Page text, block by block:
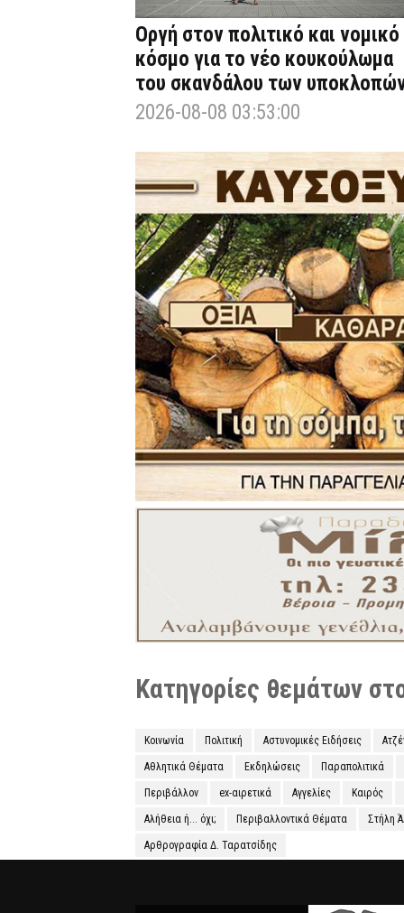
Οργή στον πολιτικό και νομικό
κόσμο για το νέο κουκούλωμα
του σκανδάλου των
2026-08-08 03:53:00
Κατηγορίες θεμάτων
Κοινωνία Πολιτική Αστυνομικές Ειδήσεις
Αθλητικά Θέματα Εκδηλώσεις Παραπολιτικά
Περιβάλλον ex-αιρετικά Αγγελίες Καιρός
Αλήθεια ή... όχι; Περιβαλλοντικά Θέματα Στήλη
Αρθρογραφία Δ. Ταρατσίδης